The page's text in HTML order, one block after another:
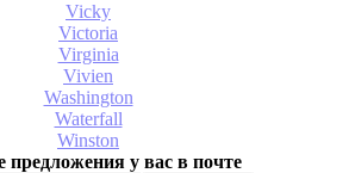
Vicky
Victoria
Virginia
Vivien
Washington
Waterfall
Winston
у вас в почте